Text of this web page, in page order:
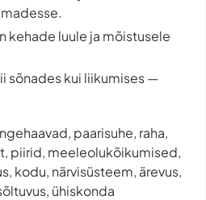
kehade luule ja mõistusele
sõnades kui liikumises —
paarisuhe, raha,
piirid, meeleolukõikumised,
kodu, närvisüsteem, ärevus,
ühiskonda